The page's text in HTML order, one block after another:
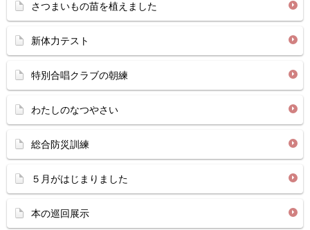
さつまいもの苗を植えました
新体力テスト
特別合唱クラブの朝練
わたしのなつやさい
総合防災訓練
５月がはじまりました
本の巡回展示